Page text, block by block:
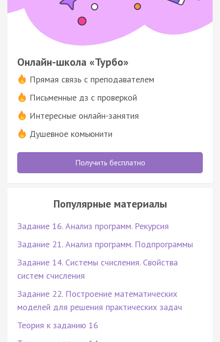
Онлайн-школа «Турбо»
Прямая связь с преподавателем
Письменные дз с проверкой
Интересные онлайн-занятия
Душевное комьюнити
Получить бесплатно
Популярные материалы
Задание 16. Анализ программ. Рекурсия
Задание 21. Анализ программ. Подпрограммы
Задание 14. Системы счисления. Свойства
систем счисления
Задание 22. Построение математических
моделей для решения практических задач
Теория к заданию 16